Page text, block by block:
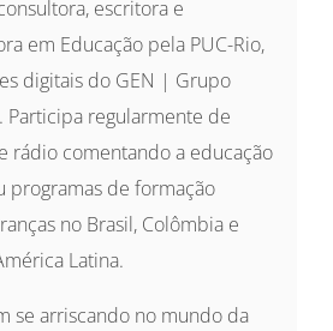
escritora e
em Educação pela PUC-Rio,
digitais do GEN | Grupo
Participa regularmente de
rádio comentando a educação
programas de formação
no Brasil, Colômbia e
Latina.
se arriscando no mundo da